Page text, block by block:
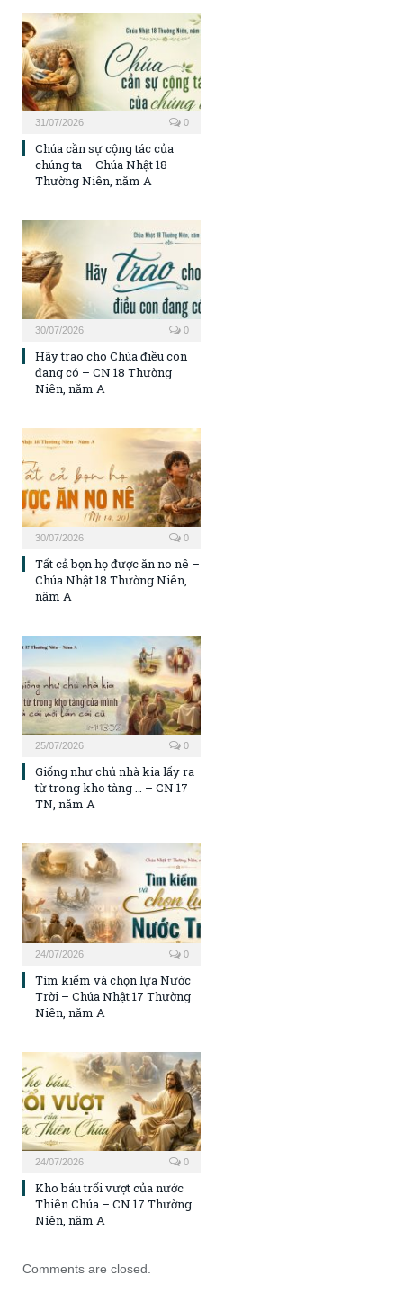
31/07/2026 0
Chúa cần sự cộng tác của
chúng ta – Chúa Nhật 18
Thường Niên, năm A
30/07/2026 0
Hãy trao cho Chúa điều con
đang có – CN 18 Thường
Niên, năm A
30/07/2026 0
Tất cả bọn họ được ăn no nê –
Chúa Nhật 18 Thường Niên,
năm A
25/07/2026 0
Giống như chủ nhà kia lấy ra
từ trong kho tàng … – CN 17
TN, năm A
24/07/2026 0
Tìm kiếm và chọn lựa Nước
Trời – Chúa Nhật 17 Thường
Niên, năm A
24/07/2026 0
Kho báu trổi vượt của nước
Thiên Chúa – CN 17 Thường
Niên, năm A
Comments are closed.